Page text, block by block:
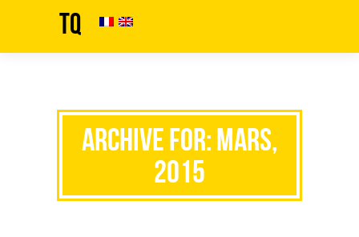
TQ
Archive for: mars,
2015